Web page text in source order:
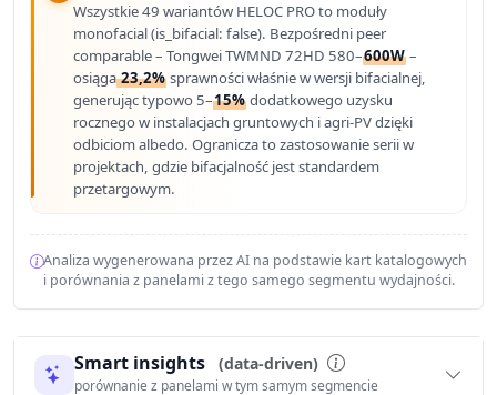
Wszystkie 49 wariantów HELOC PRO to moduły
monofacial (is_bifacial: false). Bezpośredni peer
comparable – Tongwei TWMND 72HD 580–600W –
osiąga23,2% sprawności właśnie w wersji bifacialnej,
generując typowo 5–15% dodatkowego uzysku
rocznego w instalacjach gruntowych i agri-PV dzięki
odbiciom albedo. Ogranicza to zastosowanie serii w
projektach, gdzie bifacjalność jest standardem
przetargowym.
Analiza wygenerowana przez AI na podstawie kart katalogowych
i porównania z panelami z tego samego segmentu wydajności.
Smart insights (data-driven)
porównanie z panelami w tym samym segmencie